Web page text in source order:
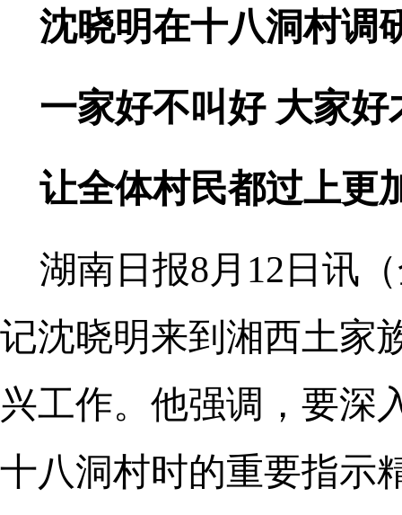
沈晓明在十八洞村调
一家好不叫好 大家好
让全体村民都过上更
湖南日报8月12日讯
记沈晓明来到湘西土家
兴工作。他强调，要深
十八洞村时的重要指示